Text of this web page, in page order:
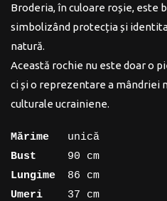
Broderia, în culoare roșie, este
simbolizând protecția și
natură.
Această rochie nu este doar o
ci și o reprezentare a mândriei
culturale ucrainiene.
Mărime
unică
Bust
90 cm
Lungime
86 cm
Umeri
37 cm